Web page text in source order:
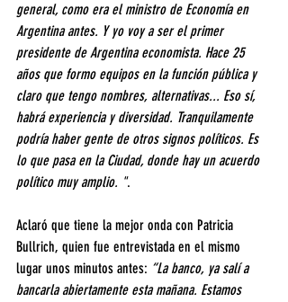
general, como era el ministro de Economía en
Argentina antes. Y yo voy a ser el primer
presidente de Argentina economista. Hace 25
años que formo equipos en la función pública y
claro que tengo nombres, alternativas... Eso sí,
habrá experiencia y diversidad. Tranquilamente
podría haber gente de otros signos políticos. Es
lo que pasa en la Ciudad, donde hay un acuerdo
político muy amplio. ".
Aclaró que tiene la mejor onda con Patricia
Bullrich, quien fue entrevistada en el mismo
lugar unos minutos antes: “La banco, ya salí a
bancarla abiertamente esta mañana. Estamos